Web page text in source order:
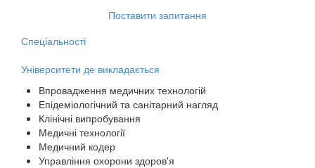
Поставити запитання
Спеціальності
Університети де викладається
Впровадження медичних технологій
Епідеміологічний та санітарний нагляд
Клінічні випробування
Медичні технології
Медичний кодер
Управління охорони здоров'я